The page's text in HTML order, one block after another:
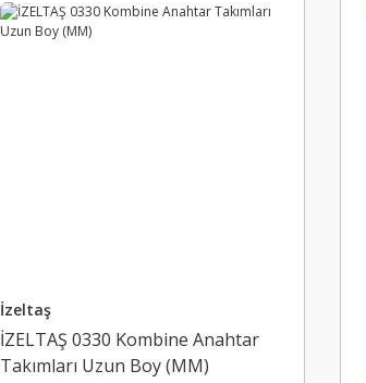
İzeltaş
İZELTAŞ 0330 Kombine Anahtar
Takımları Uzun Boy (MM)